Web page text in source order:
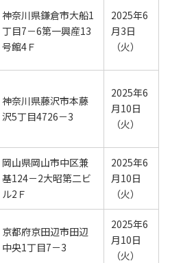
神奈川県鎌倉市大船1
丁目7－6第一興産13
号館4Ｆ
2025年6
月3日
（火）
神奈川県藤沢市本藤
沢5丁目4726－3
2025年6
月10日
（火）
岡山県岡山市中区兼
基124－2大昭第二ビ
ル2Ｆ
2025年6
月10日
（火）
京都府京田辺市田辺
中央1丁目7－3
2025年6
月10日
（火）